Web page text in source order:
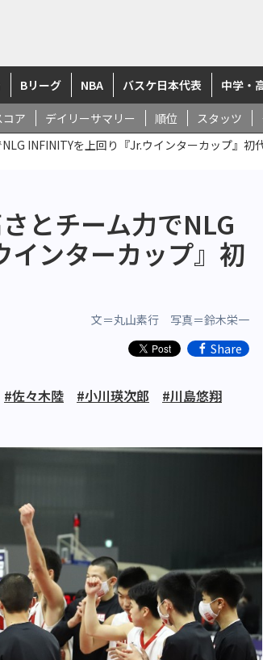
Bリーグ NBA バスケ日本代表 中学・
コア デイリーサマリー 順位 スタッツ
INFINITYを上回り『Jr.ウインターカップ』初
とチーム力でNLG
インターカップ』初
文＝丸山素行 写真＝鈴木栄一
Share
#佐々木陸 #小川瑛次郎
#川島悠翔